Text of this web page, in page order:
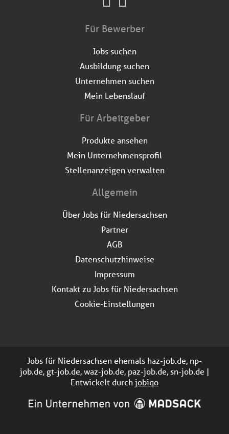
Für Bewerber
Jobs suchen
Ausbildung suchen
Unternehmen suchen
Mein Lebenslauf
Für Arbeitgeber
Produkte ansehen
Mein Unternehmensprofil
Stellenanzeigen verwalten
Allgemein
Über Jobs für Niedersachsen
Partner
AGB
Datenschutzhinweise
Impressum
Kontakt zu Jobs für Niedersachsen
Cookie-Einstellungen
Jobs für Niedersachsen ehemals haz-job.de, np-
job.de, gt-job.de, waz-job.de, paz-job.de, sn-job.de |
Entwickelt durchjobiqo